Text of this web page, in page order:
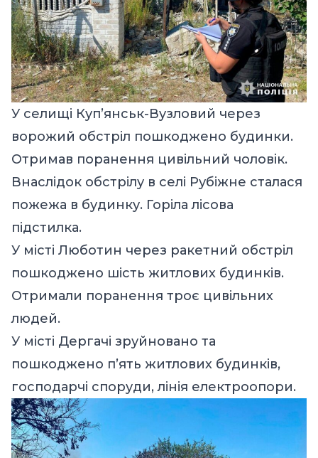
У селищі Куп’янськ-Вузловий через
ворожий обстріл пошкоджено будинки.
Отримав поранення цивільний чоловік.
Внаслідок обстрілу в селі Рубіжне сталася
пожежа в будинку. Горіла лісова
підстилка.
У місті Люботин через ракетний обстріл
пошкоджено шість житлових будинків.
Отримали поранення троє цивільних
людей.
У місті Дергачі зруйновано та
пошкоджено п’ять житлових будинків,
господарчі споруди, лінія електроопори.